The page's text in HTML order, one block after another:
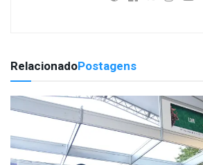
RelacionadoPostagens